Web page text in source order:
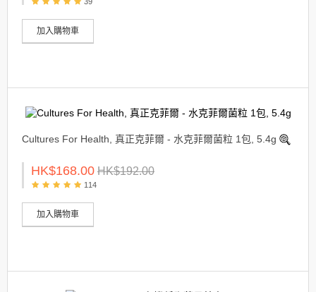
加入購物車
Cultures For Health, 真正克菲爾 - 水克菲爾菌粒 1包, 5.4g
HK$168.00 HK$192.00
114
加入購物車